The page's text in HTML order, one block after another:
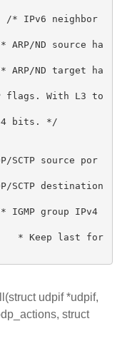
bits. */
udpif *udpif,
struct